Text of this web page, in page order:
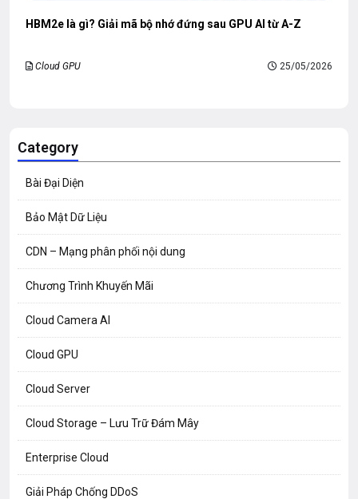
HBM2e là gì? Giải mã bộ nhớ đứng sau GPU AI từ A-Z
Cloud GPU 25/05/2026
Category
Bài Đại Diện
Bảo Mật Dữ Liệu
CDN – Mạng phân phối nội dung
Chương Trình Khuyến Mãi
Cloud Camera AI
Cloud GPU
Cloud Server
Cloud Storage – Lưu Trữ Đám Mây
Enterprise Cloud
Giải Pháp Chống DDoS